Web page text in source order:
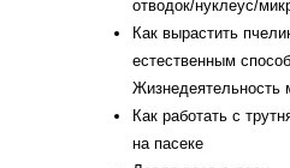
отводок/нуклеус/
Как вырастить
естественным
Жизнедеятельность
Как работать с
на пасеке